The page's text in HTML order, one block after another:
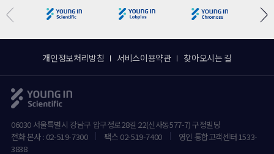
개인정보처리방침 서비스이용약관 찾아오시는 길
06030 서울특별시 강남구 압구정로28길 22(신사동577-7) 구정빌딩
전화 본사 : 02-519-7300
팩스 02-519-7400
영인 통합고객센터 1533-
3838